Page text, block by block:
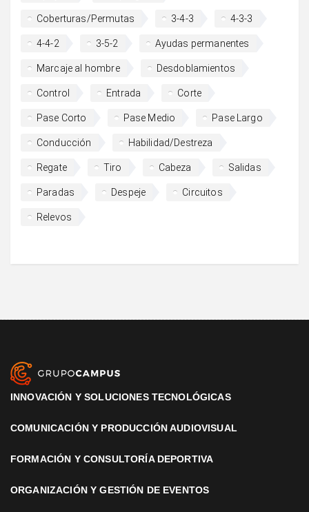
Coberturas/Permutas 3-4-3 4-3-3
4-4-2 3-5-2 Ayudas permanentes
Marcaje al hombre Desdoblamientos
Control Entrada Corte
Pase Corto Pase Medio Pase Largo
Conducción Habilidad/Destreza
Regate Tiro Cabeza Salidas
Paradas Despeje Circuitos
Relevos
INNOVACIÓN Y SOLUCIONES TECNOLÓGICAS
COMUNICACIÓN Y PRODUCCIÓN AUDIOVISUAL
FORMACIÓN Y CONSULTORÍA DEPORTIVA
ORGANIZACIÓN Y GESTIÓN DE EVENTOS